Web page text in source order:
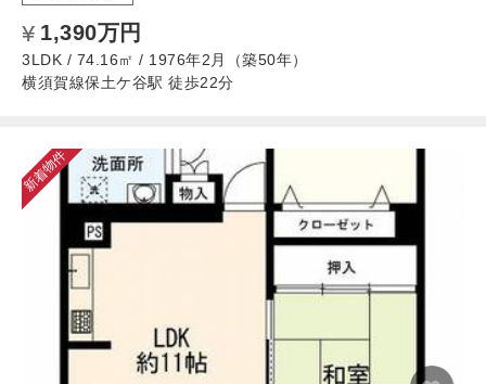
1,390万円
3LDK / 74.16㎡ / 1976年2月（築50年）
横須賀線保土ケ谷駅 徒歩22分
新着物件